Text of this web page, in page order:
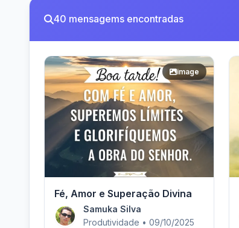
40 mensagems encontradas
image
Fé, Amor e Superação Divina
Samuka Silva
Produtividade • 09/10/2025